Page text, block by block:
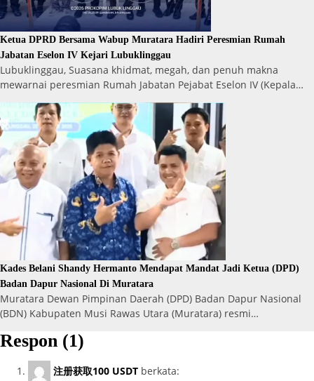
Ketua DPRD Bersama Wabup Muratara Hadiri Peresmian Rumah
Jabatan Eselon IV Kejari Lubuklinggau
Lubuklinggau, Suasana khidmat, megah, dan penuh makna
mewarnai peresmian Rumah Jabatan Pejabat Eselon IV (Kepala…
Kades Belani Shandy Hermanto Mendapat Mandat Jadi Ketua (DPD)
Badan Dapur Nasional Di Muratara
Muratara Dewan Pimpinan Daerah (DPD) Badan Dapur Nasional
(BDN) Kabupaten Musi Rawas Utara (Muratara) resmi…
Respon (1)
注册获取100 USDT berkata: